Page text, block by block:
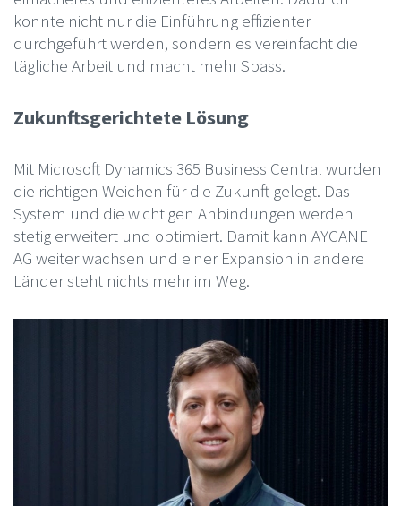
konnte nicht nur die Einführung effizienter
durchgeführt werden, sondern es vereinfacht die
tägliche Arbeit und macht mehr Spass.
Zukunftsgerichtete Lösung
Mit Microsoft Dynamics 365 Business Central wurden
die richtigen Weichen für die Zukunft gelegt. Das
System und die wichtigen Anbindungen werden
stetig erweitert und optimiert. Damit kann AYCANE
AG weiter wachsen und einer Expansion in andere
Länder steht nichts mehr im Weg.